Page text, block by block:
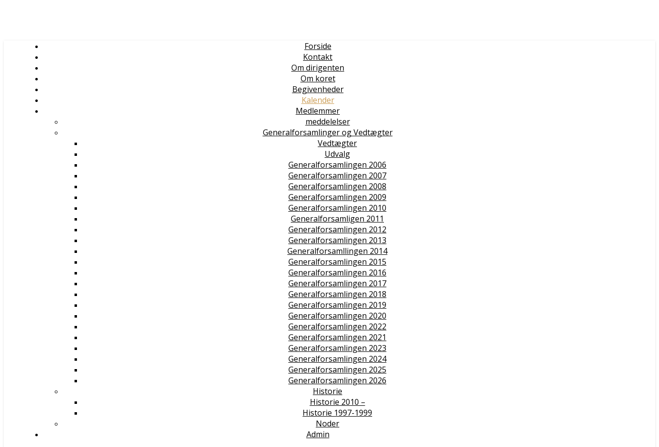
Forside
Kontakt
Om dirigenten
Om koret
Begivenheder
Kalender
Medlemmer
meddelelser
Generalforsamlinger og Vedtægter
Vedtægter
Udvalg
Generalforsamlingen 2006
Generalforsamlingen 2007
Generalforsamlingen 2008
Generalforsamlingen 2009
Generalforsamlingen 2010
Generalforsamligen 2011
Generalforsamlingen 2012
Generalforsamlingen 2013
Generalforsamllingen 2014
Generalforsamlingen 2015
Generalforsamlingen 2016
Generalforsamlingen 2017
Generalforsamlingen 2018
Generalforsamlingen 2019
Generalforsamlingen 2020
Generalforsamlingen 2022
Generalforsamlingen 2021
Generalforsamlingen 2023
Generalforsamlingen 2024
Generalforsamlingen 2025
Generalforsamlingen 2026
Historie
Historie 2010 –
Historie 1997-1999
Noder
Admin